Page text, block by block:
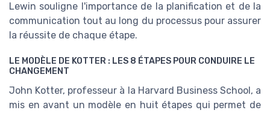
Lewin souligne l'importance de la planification et de la
communication tout au long du processus pour assurer
la réussite de chaque étape.
LE MODÈLE DE KOTTER : LES 8 ÉTAPES POUR CONDUIRE LE
CHANGEMENT
John Kotter, professeur à la Harvard Business School, a
mis en avant un modèle en huit étapes qui permet de